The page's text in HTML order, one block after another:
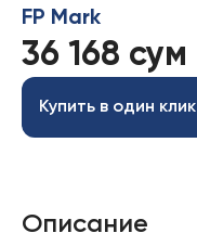
FP Mark
36 168 сум
Купить в один клик
Описание